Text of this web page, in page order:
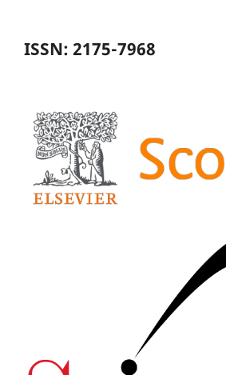
ISSN: 2175-7968